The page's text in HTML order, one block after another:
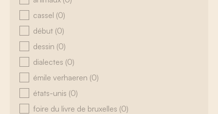
cassel (0)
début (0)
dessin (0)
dialectes (0)
émile verhaeren (0)
états-unis (0)
foire du livre de bruxelles (0)